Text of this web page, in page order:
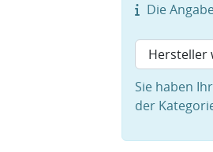
Die
Sie haben
der